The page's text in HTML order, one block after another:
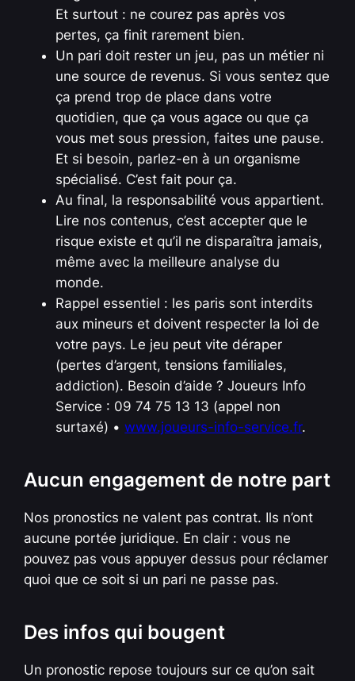
Et surtout : ne courez pas après vos
pertes, ça finit rarement bien.
Un pari doit rester un jeu, pas un métier ni
une source de revenus. Si vous sentez que
ça prend trop de place dans votre
quotidien, que ça vous agace ou que ça
vous met sous pression, faites une pause.
Et si besoin, parlez-en à un organisme
spécialisé. C’est fait pour ça.
Au final, la responsabilité vous appartient.
Lire nos contenus, c’est accepter que le
risque existe et qu’il ne disparaîtra jamais,
même avec la meilleure analyse du
monde.
Rappel essentiel : les paris sont interdits
aux mineurs et doivent respecter la loi de
votre pays. Le jeu peut vite déraper
(pertes d’argent, tensions familiales,
addiction). Besoin d’aide ? Joueurs Info
Service : 09 74 75 13 13 (appel non
surtaxé) •www.joueurs-info-service.fr.
Aucun engagement de notre part
Nos pronostics ne valent pas contrat. Ils n’ont
aucune portée juridique. En clair : vous ne
pouvez pas vous appuyer dessus pour réclamer
quoi que ce soit si un pari ne passe pas.
Des infos qui bougent
Un pronostic repose toujours sur ce qu’on sait